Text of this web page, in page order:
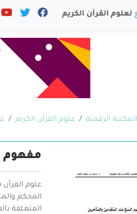
المكتبة الرقمية علوم القرآن الكريم
مفهوم
علوم
المحكم
المتعلقة